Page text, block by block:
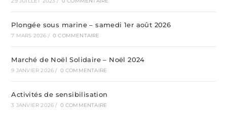
Plongée sous marine – samedi 1er août 2026
7 MARS 2026 / 0 COMMENTAIRE
Marché de Noël Solidaire – Noël 2024
9 JANVIER 2026 / 0 COMMENTAIRE
Activités de sensibilisation
3 JANVIER 2026 / 0 COMMENTAIRE